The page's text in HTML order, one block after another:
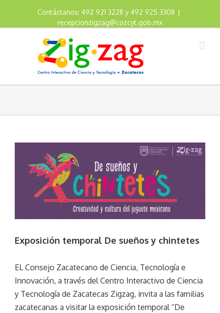
Contáctanos: 492 921 3228 y 492 925 3308 |
recepcionzigzag@cozcyt.gob.mx
Larger
Image
Exposición temporal De sueños y chintetes
EL Consejo Zacatecano de Ciencia, Tecnología e
Innovación, a través del Centro Interactivo de Ciencia
y Tecnología de Zacatecas Zigzag, invita a las familias
zacatecanas a visitar la exposición temporal “De